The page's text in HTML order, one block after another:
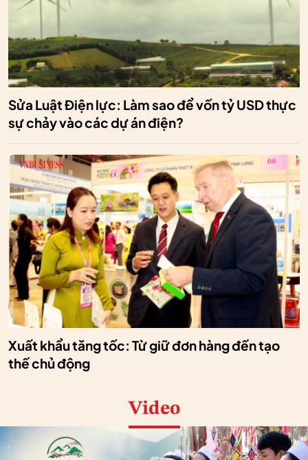
Sửa Luật Điện lực: Làm sao để vốn tỷ USD thực
sự chảy vào các dự án điện?
Xuất khẩu tăng tốc: Từ giữ đơn hàng đến tạo
thế chủ động
Video